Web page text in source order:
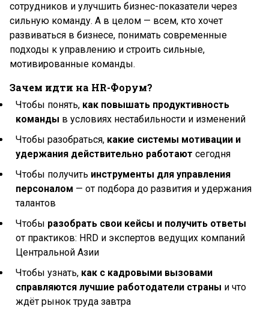
сотрудников и улучшить бизнес-показатели через
сильную команду. А в целом — всем, кто хочет
развиваться в бизнесе, понимать современные
подходы к управлению и строить сильные,
мотивированные команды.
Зачем идти на HR-Форум?
Чтобы понять, как повышать продуктивность
команды в условиях нестабильности и изменений
Чтобы разобраться, какие системы мотивации и
удержания действительно работают сегодня
Чтобы получить инструменты для управления
персоналом — от подбора до развития и удержания
талантов
Чтобы разобрать свои кейсы и получить ответы
от практиков: HRD и экспертов ведущих компаний
Центральной Азии
Чтобы узнать, как с кадровыми вызовами
справляются лучшие работодатели страны и что
ждёт рынок труда завтра